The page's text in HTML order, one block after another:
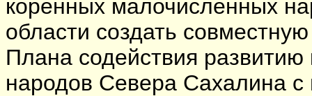
коренных малочисленных
области создать
Плана содействия
народов Севера Сахалина с